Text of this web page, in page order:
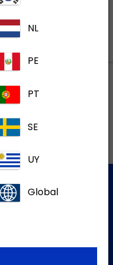
NL
PE
PT
SE
UY
Global